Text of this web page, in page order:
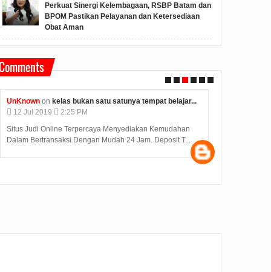
Perkuat Sinergi Kelembagaan, RSBP Batam dan
BPOM Pastikan Pelayanan dan Ketersediaan
Obat Aman
UnKnown on kelas bukan satu satunya tempat belajar...
12 Jul 2019
2:25 PM
Situs Judi Online Terpercaya Menyediakan Kemudahan
Dalam Bertransaksi Dengan Mudah 24 Jam. Deposit T...